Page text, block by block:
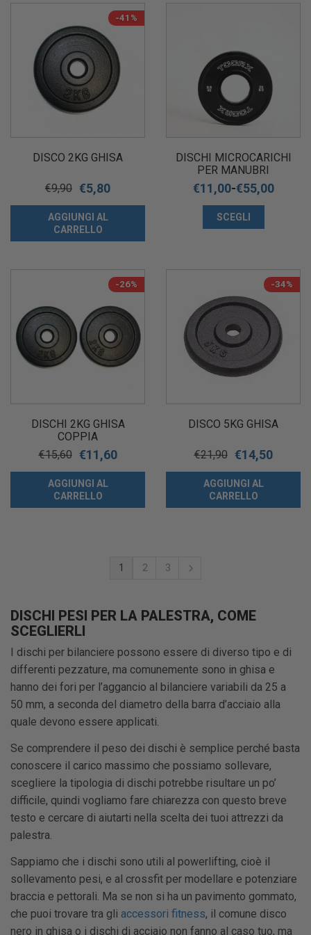
-41%
DISCO 2KG GHISA
€9,90 €5,80
AGGIUNGI AL
CARRELLO
DISCHI MICROCARICHI
PER MANUBRI
€11,00-€55,00
SCEGLI
-26%
DISCHI 2KG GHISA
COPPIA
€15,60 €11,60
AGGIUNGI AL
CARRELLO
-34%
DISCO 5KG GHISA
€21,90 €14,50
AGGIUNGI AL
CARRELLO
1 2 3
DISCHI PESI PER LA PALESTRA, COME
SCEGLIERLI
I dischi per bilanciere possono essere di diverso tipo e di
differenti pezzature, ma comunemente sono in ghisa e
hanno dei fori per l’aggancio al bilanciere variabili da 25 a
50 mm, a seconda del diametro della barra d’acciaio alla
quale devono essere applicati.
Se comprendere il peso dei dischi è semplice perché basta
conoscere il carico massimo che possiamo sollevare,
scegliere la tipologia di dischi potrebbe risultare un po’
difficile, quindi vogliamo fare chiarezza con questo breve
testo e cercare di aiutarti nella scelta dei tuoi attrezzi da
palestra.
Sappiamo che i dischi sono utili al powerlifting, cioè il
sollevamento pesi, e al crossfit per modellare e potenziare
braccia e pettorali. Ma se non si ha un pavimento gommato,
che puoi trovare tra gli accessori fitness, il comune disco
nero in ghisa o i dischi di acciaio non fanno al caso tuo, ma